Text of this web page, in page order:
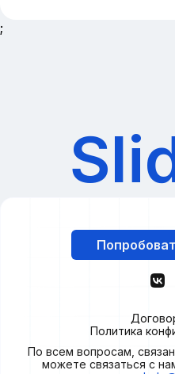
;
Политика
По всем вопросам,
можете связаться с